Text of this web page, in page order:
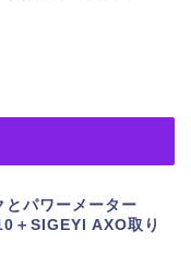
とパワーメーター
＋SIGEYI AXO取り